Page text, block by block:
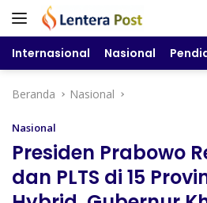
Langsung
Internasional Nasional
Beranda Nasional
Nasional
Presiden Prabowo
dan PLTS di 15